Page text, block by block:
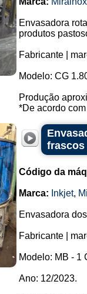
Envasadora
produtos
Fabricante |
Modelo: CG
Produção
*De acordo
frascos
Código da
Marca: Inkjet,
Envasadora
Fabricante |
Modelo: MB - 1
Ano: 12/2023.